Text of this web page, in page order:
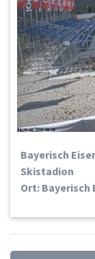
Bayerisch
Skistadion
Ort: Bayerisch